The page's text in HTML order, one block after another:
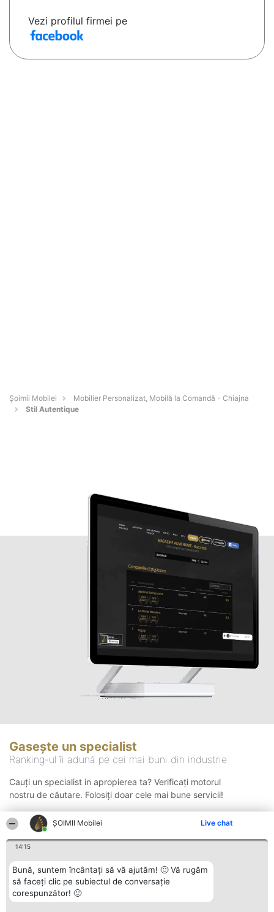
ȘOIMII Mobilei Live chat
14:15
Bună, suntem încântați să vă ajutăm! 🙂 Vă rugăm
să faceți clic pe subiectul de conversație
corespunzător! 🙂
Vezi profilul firmei pe
Șoimii Mobilei
Mobilier Personalizat, Mobilă la Comandă - Chiajna
Stil Autentique
Gasește un specialist
Ranking-ul îi adună pe cei mai buni din industrie
Cauți un specialist in apropierea ta? Verificați motorul
nostru de căutare. Folosiți doar cele mai bune servicii!